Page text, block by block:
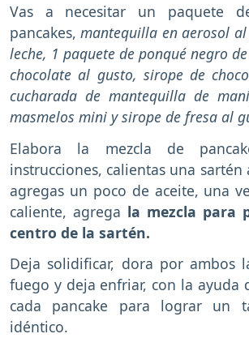
Vas a necesitar un paquete
pancakes, mantequilla en aerosol
leche, 1 paquete de ponqué negro
chocolate al gusto, sirope de
cucharada de mantequilla de
masmelos mini y sirope de fresa al
Elabora la mezcla de
instrucciones, calientas una
agregas un poco de aceite, una
caliente, agrega la mezcla para
centro de la sartén.
Deja solidificar, dora por ambos
fuego y deja enfriar, con la ayuda
cada pancake para lograr un
idéntico.